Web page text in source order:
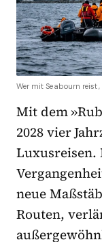
Wer mit Seabourn reist,
Mit dem
2028 vier
Luxusreisen.
neue
Routen,